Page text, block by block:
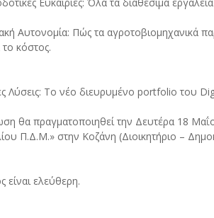
Ευκαιρίες: Όλα τα διαθέσιμα
Αυτονομία: Πώς τα αγροτοβιομηχανικά
το κόστος.
Λύσεις: Το νέο διευρυμένο portfolio του
θα πραγματοποιηθεί την Δευτέρα 18
Π.Δ.Μ.» στην Κοζάνη (Διοικητήριο –
είναι ελεύθερη.